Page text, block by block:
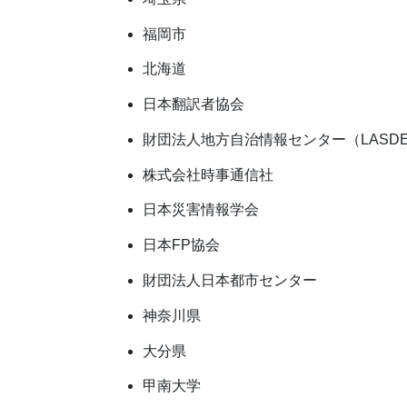
福岡市
北海道
日本翻訳者協会
財団法人地方自治情報センター（
株式会社時事通信社
日本災害情報学会
日本FP協会
財団法人日本都市センター
神奈川県
大分県
甲南大学